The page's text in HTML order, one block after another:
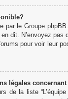
le Groupe
dit. N’envoyez
pour voir leur
légales
de la liste